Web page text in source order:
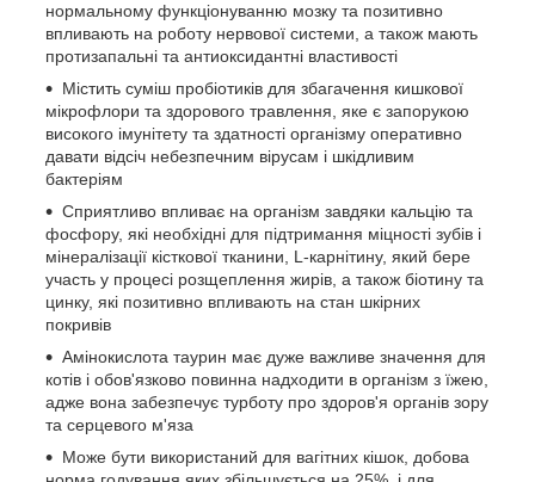
нормальному функціонуванню мозку та позитивно
впливають на роботу нервової системи, а також мають
протизапальні та антиоксидантні властивості
Містить суміш пробіотиків для збагачення кишкової
мікрофлори та здорового травлення, яке є запорукою
високого імунітету та здатності організму оперативно
давати відсіч небезпечним вірусам і шкідливим
бактеріям
Сприятливо впливає на організм завдяки кальцію та
фосфору, які необхідні для підтримання міцності зубів і
мінералізації кісткової тканини, L-карнітину, який бере
участь у процесі розщеплення жирів, а також біотину та
цинку, які позитивно впливають на стан шкірних
покривів
Амінокислота таурин має дуже важливе значення для
котів і обов'язково повинна надходити в організм з їжею,
адже вона забезпечує турботу про здоров'я органів зору
та серцевого м'яза
Може бути використаний для вагітних кішок, добова